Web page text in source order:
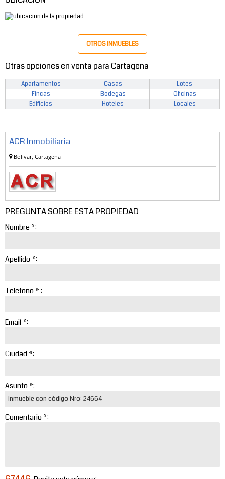
OTROS INMUEBLES
Otras opciones en venta para Cartagena
Apartamentos Casas
Lotes
Fincas
Bodegas
Oficinas
Edificios
Hoteles Locales
ACR Inmobiliaria
Bolivar, Cartagena
PREGUNTA SOBRE ESTA PROPIEDAD
Nombre *:
Apellido *:
Telefono * :
Email *:
Ciudad *:
Asunto *:
Comentario *: